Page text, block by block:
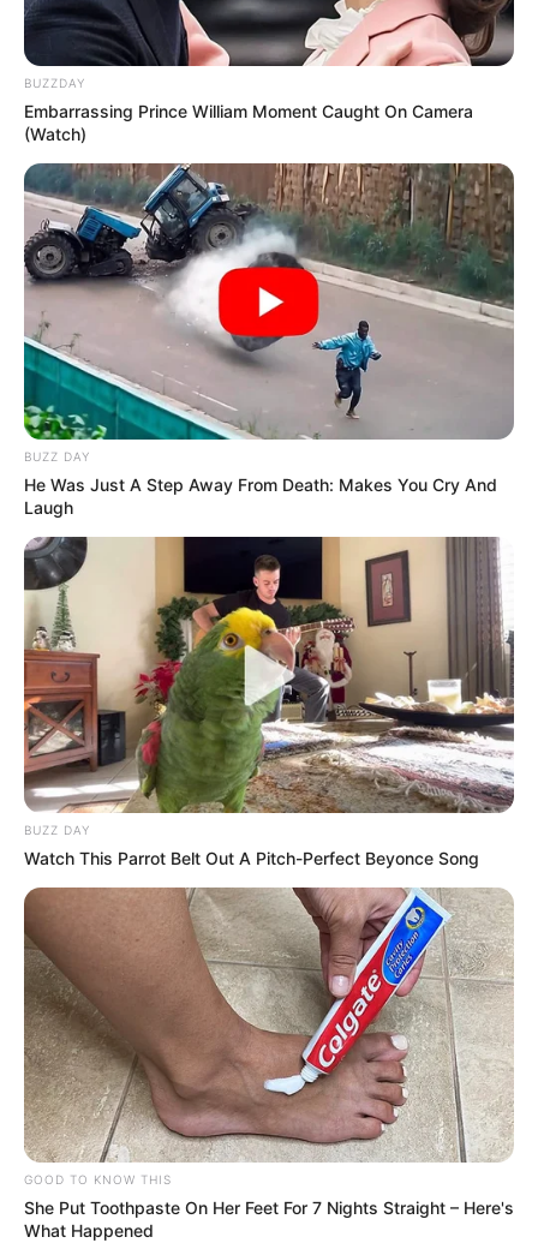
BUZZDAY
Embarrassing Prince William Moment Caught On Camera
(Watch)
BUZZ DAY
He Was Just A Step Away From Death: Makes You Cry And
Laugh
BUZZ DAY
Watch This Parrot Belt Out A Pitch-Perfect Beyonce Song
GOOD TO KNOW THIS
She Put Toothpaste On Her Feet For 7 Nights Straight – Here's
What Happened